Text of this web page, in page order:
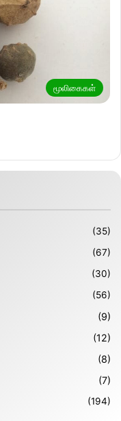
மூலிகைகள்
(35)
(67)
(30)
(56)
(9)
(12)
(8)
(7)
(194)